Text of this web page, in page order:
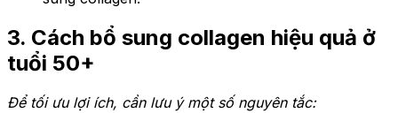
3. Cách bổ sung collagen hiệu quả ở
tuổi 50+
Để tối ưu lợi ích, cần lưu ý một số nguyên tắc: